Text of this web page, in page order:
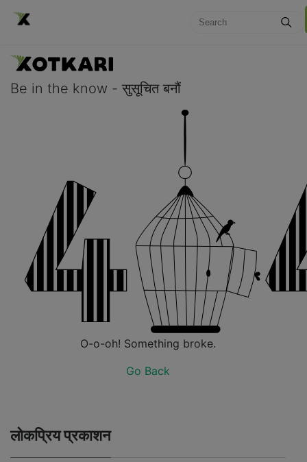
Be in the know - सुसूचित बनौं
O-o-oh! Something broke.
Go Back
लोकप्रिय प्रकाशन